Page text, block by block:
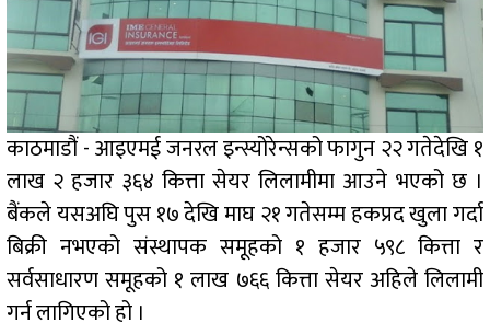
काठमाडौं - आइएमई जनरल इन्स्योरेन्सको फागुन २२ गतेदेखि १
लाख २ हजार ३६४ कित्ता सेयर लिलामीमा आउने भएको छ ।
बैंकले यसअघि पुस १७ देखि माघ २१ गतेसम्म हकप्रद खुला गर्दा
बिक्री नभएको संस्थापक समूहको १ हजार ५९८ कित्ता र
सर्वसाधारण समूहको १ लाख ७६६ कित्ता सेयर अहिले लिलामी
गर्न लागिएको हो ।